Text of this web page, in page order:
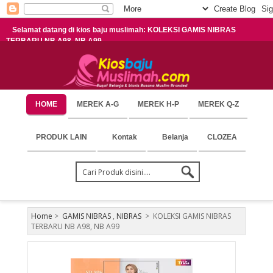
Selamat datang di kios baju muslimah: KOLEKSI GAMIS NIBRAS
TERBARU NB A98, NB A99
HOME MEREK A-G MEREK H-P MEREK Q-Z
PRODUK LAIN Kontak Belanja CLOZEA
Home > GAMIS NIBRAS, NIBRAS > KOLEKSI GAMIS NIBRAS
TERBARU NB A98, NB A99